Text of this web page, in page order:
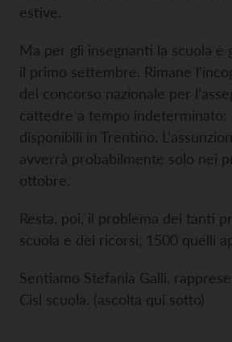
estive.
Ma per gli insegnanti la scuola è
il primo settembre. Rimane
del concorso nazionale per
cattedre a tempo indeterminato:
disponibili in Trentino.
avverrà probabilmente solo nei
ottobre.
Resta, poi, il problema dei tanti
scuola e dei ricorsi, 1500 quelli
Sentiamo Stefania Galli,
Cisl scuola. (ascolta qui sotto)